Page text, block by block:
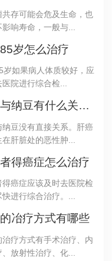
共存可能会危及生命，也
响寿命，一般与...
岁怎么治疗
岁如果病人体质较好，应
医院进行综合检...
肝癌与纳豆有什么关系吗
纳豆没有直接关系。肝癌
肝脏处的恶性肿...
得癌症怎么治疗
得癌症应该及时去医院检
快进行综合治疗。...
冶疗方式有哪些
治疗方式有手术治疗、内
放射性治疗、化...